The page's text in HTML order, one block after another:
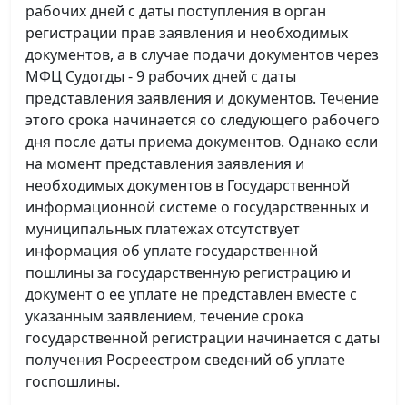
рабочих дней с даты поступления в орган
регистрации прав заявления и необходимых
документов, а в случае подачи документов через
МФЦ Судогды - 9 рабочих дней с даты
представления заявления и документов. Течение
этого срока начинается со следующего рабочего
дня после даты приема документов. Однако если
на момент представления заявления и
необходимых документов в Государственной
информационной системе о государственных и
муниципальных платежах отсутствует
информация об уплате государственной
пошлины за государственную регистрацию и
документ о ее уплате не представлен вместе с
указанным заявлением, течение срока
государственной регистрации начинается с даты
получения Росреестром сведений об уплате
госпошлины.